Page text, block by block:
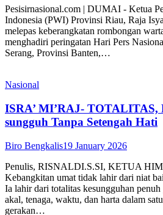
Pesisirnasional.com | DUMAI - Ketua
Indonesia (PWI) Provinsi Riau, Raja
melepas keberangkatan rombongan
menghadiri peringatan Hari Pers
Serang, Provinsi Banten,…
Nasional
ISRA’ MI’RAJ- TOTALITAS,
sungguh Tanpa Setengah Hati
Biro Bengkalis19 January 2026
Penulis, RISNALDI.S.SI, KETUA
Kebangkitan umat tidak lahir dari niat
Ia lahir dari totalitas kesungguhan
akal, tenaga, waktu, dan harta dalam
gerakan…